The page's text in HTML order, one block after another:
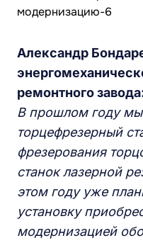
Александр
ремонтного
В прошлом году
торцефрезерный
фрезерования
станок лазерной
этом году уже
установку
модернизацией